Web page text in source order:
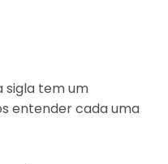
sigla tem um
entender cada uma